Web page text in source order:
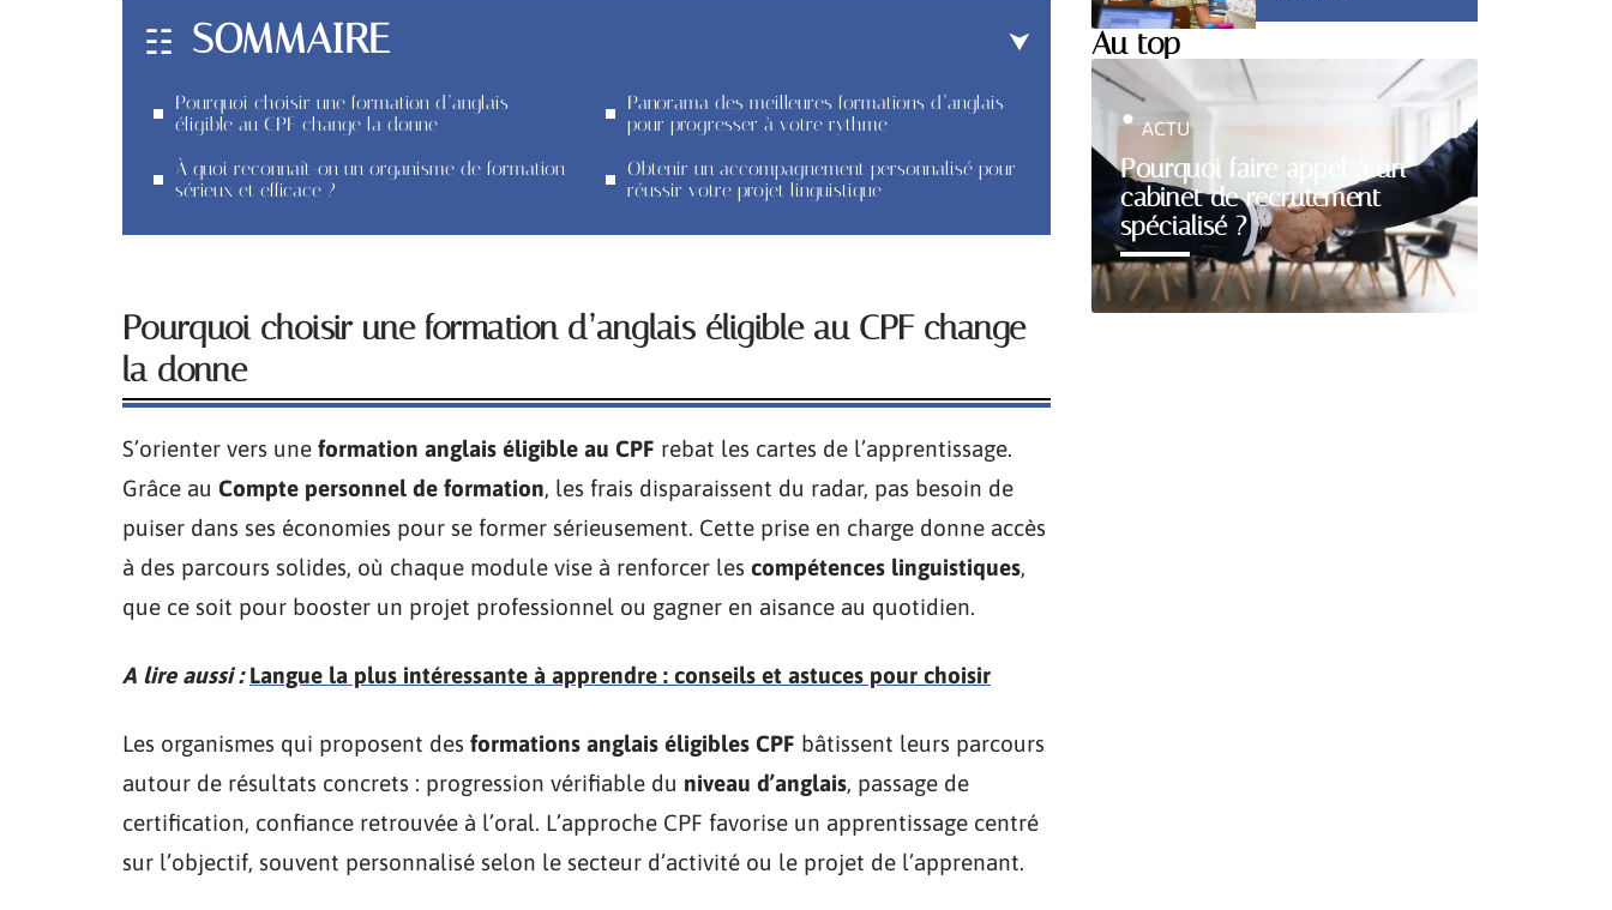
SOMMAIRE
Pourquoi choisir une formation d’anglais
éligible au CPF change la donne
À quoi reconnaît-on un organisme de formation
sérieux et efficace ?
Panorama des meilleures formations d’anglais
pour progresser à votre rythme
Obtenir un accompagnement personnalisé pour
réussir votre projet linguistique
Pourquoi choisir une formation d’anglais éligible au CPF change
la donne
S’orienter vers une formation anglais éligible au CPF rebat les cartes de l’apprentissage.
Grâce au Compte personnel de formation, les frais disparaissent du radar, pas besoin de
puiser dans ses économies pour se former sérieusement. Cette prise en charge donne accès
à des parcours solides, où chaque module vise à renforcer les compétences linguistiques,
que ce soit pour booster un projet professionnel ou gagner en aisance au quotidien.
A lire aussi : Langue la plus intéressante à apprendre : conseils et astuces pour choisir
Les organismes qui proposent des formations anglais éligibles CPF bâtissent leurs parcours
autour de résultats concrets : progression vérifiable du niveau d’anglais, passage de
certification, confiance retrouvée à l’oral. L’approche CPF favorise un apprentissage centré
sur l’objectif, souvent personnalisé selon le secteur d’activité ou le projet de l’apprenant.
Au top
Pourquoi faire appel à un
cabinet de recrutement
spécialisé ?
ACTU